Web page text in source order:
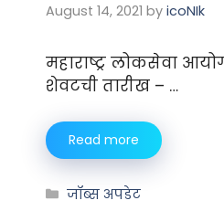
August 14, 2021 by icoNIk
महाराष्ट्र लोकसेवा
शेवटची तारीख – …
Read more
जॉब्स अपडेट